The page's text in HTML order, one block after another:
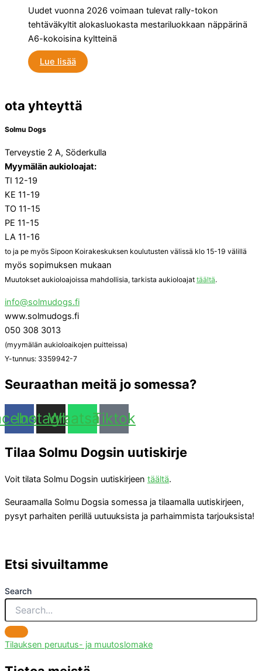
Uudet vuonna 2026 voimaan tulevat rally-tokon
tehtäväkyltit alokasluokasta mestariluokkaan näppärinä
A6-kokoisina kyltteinä
Lue lisää
ota yhteyttä
Solmu Dogs
Terveystie 2 A, Söderkulla
Myymälän aukioloajat:
TI 12-19
KE 11-19
TO 11-15
PE 11-15
LA 11-16
to ja pe myös Sipoon Koirakeskuksen koulutusten välissä klo 15-19 välillä
myös sopimuksen mukaan
Muutokset aukioloajoissa mahdollisia, tarkista aukioloajat täältä.
info@solmudogs.fi
www.solmudogs.fi
050 308 3013
(myymälän aukioloaikojen puitteissa)
Y-tunnus: 3359942-7
Seuraathan meitä jo somessa?
Instagram
Whatsapp
Tiktok
Tilaa Solmu Dogsin uutiskirje
Voit tilata Solmu Dogsin uutiskirjeen täältä.
Seuraamalla Solmu Dogsia somessa ja tilaamalla uutiskirjeen,
pysyt parhaiten perillä uutuuksista ja parhaimmista tarjouksista!
Etsi sivuiltamme
Search
Tilauksen peruutus- ja muutoslomake